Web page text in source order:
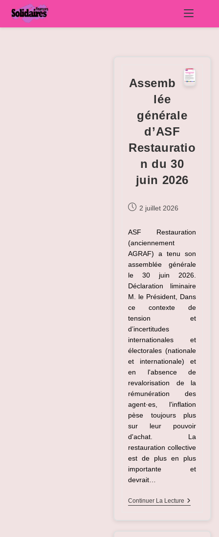
Assemb
lée
générale
d’ASF
Restauratio
n du 30
juin 2026
Publication
2 juillet 2026
ASF Restauration
(anciennement
AGRAF) a tenu son
assemblée générale
le 30 juin 2026.
Déclaration liminaire
M. le Président, Dans
ce contexte de
tension et
d’incertitudes
internationales et
électorales (nationale
et internationale) et
en l'absence de
revalorisation de la
rémunération des
agent·es, l'inflation
pèse toujours plus
sur leur pouvoir
d'achat. La
restauration collective
est de plus en plus
importante et
devrait…
Continuer La Lecture Assemblée